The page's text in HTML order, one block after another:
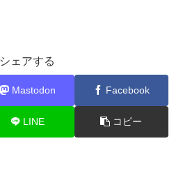
シェアする
Mastodon Facebook
LINE コピー